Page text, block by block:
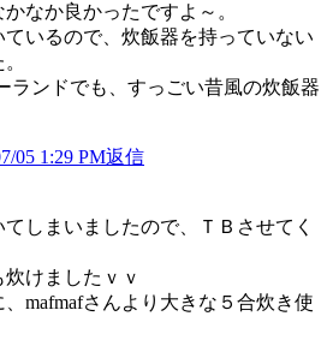
なか良かったですよ～。
ているので、炊飯器を持っていない
ランドでも、すっごい昔風の炊飯器
05 1:29 PM返信
しまいましたので、ＴＢさせてく
けましたｖｖ
mafmafさんより大きな５合炊き使